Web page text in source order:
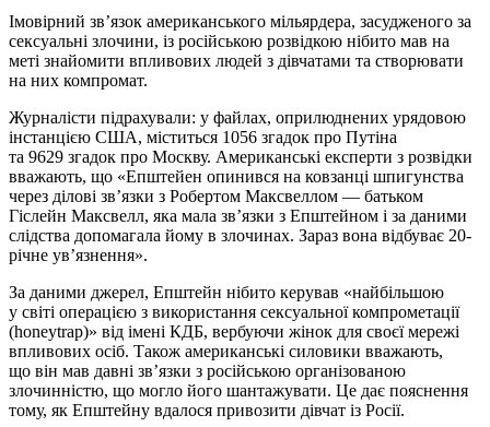
Імовірний зв’язок американського мільярдера, засудженого за
сексуальні злочини, із російською розвідкою нібито мав на
меті знайомити впливових людей з дівчатами та створювати
на них компромат.
Журналісти підрахували: у файлах, оприлюднених урядовою
інстанцією США, міститься 1056 згадок про Путіна
та 9629 згадок про Москву. Американські експерти з розвідки
вважають, що «Епштейен опинився на ковзанці шпигунства
через ділові зв’язки з Робертом Максвеллом — батьком
Гіслейн Максвелл, яка мала зв’язки з Епштейном і за даними
слідства допомагала йому в злочинах. Зараз вона відбуває 20-
річне ув’язнення».
За даними джерел, Епштейн нібито керував «найбільшою
у світі операцією з використання сексуальної компрометації
(honeytrap)» від імені КДБ, вербуючи жінок для своєї мережі
впливових осіб. Також американські силовики вважають,
що він мав давні зв’язки з російською організованою
злочинністю, що могло його шантажувати. Це дає пояснення
тому, як Епштейну вдалося привозити дівчат із Росії.